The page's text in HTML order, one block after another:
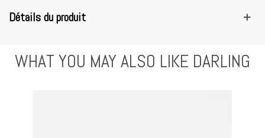
Détails du produit
WHAT YOU MAY ALSO LIKE DARLING